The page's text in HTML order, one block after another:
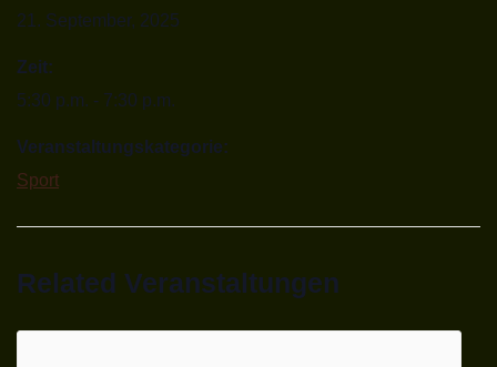
21. September, 2025
Zeit:
5:30 p.m. - 7:30 p.m.
Veranstaltungskategorie:
Sport
Related Veranstaltungen